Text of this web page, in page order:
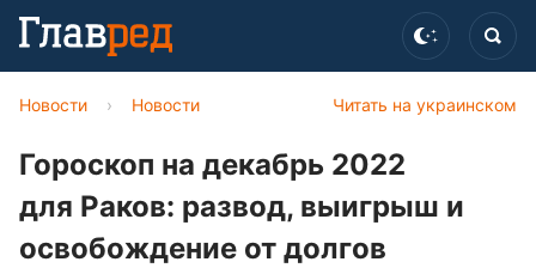
Читать на украинском
Новости › Новости
Гороскоп на декабрь 2022
для Раков: развод, выигрыш и
освобождение от долгов